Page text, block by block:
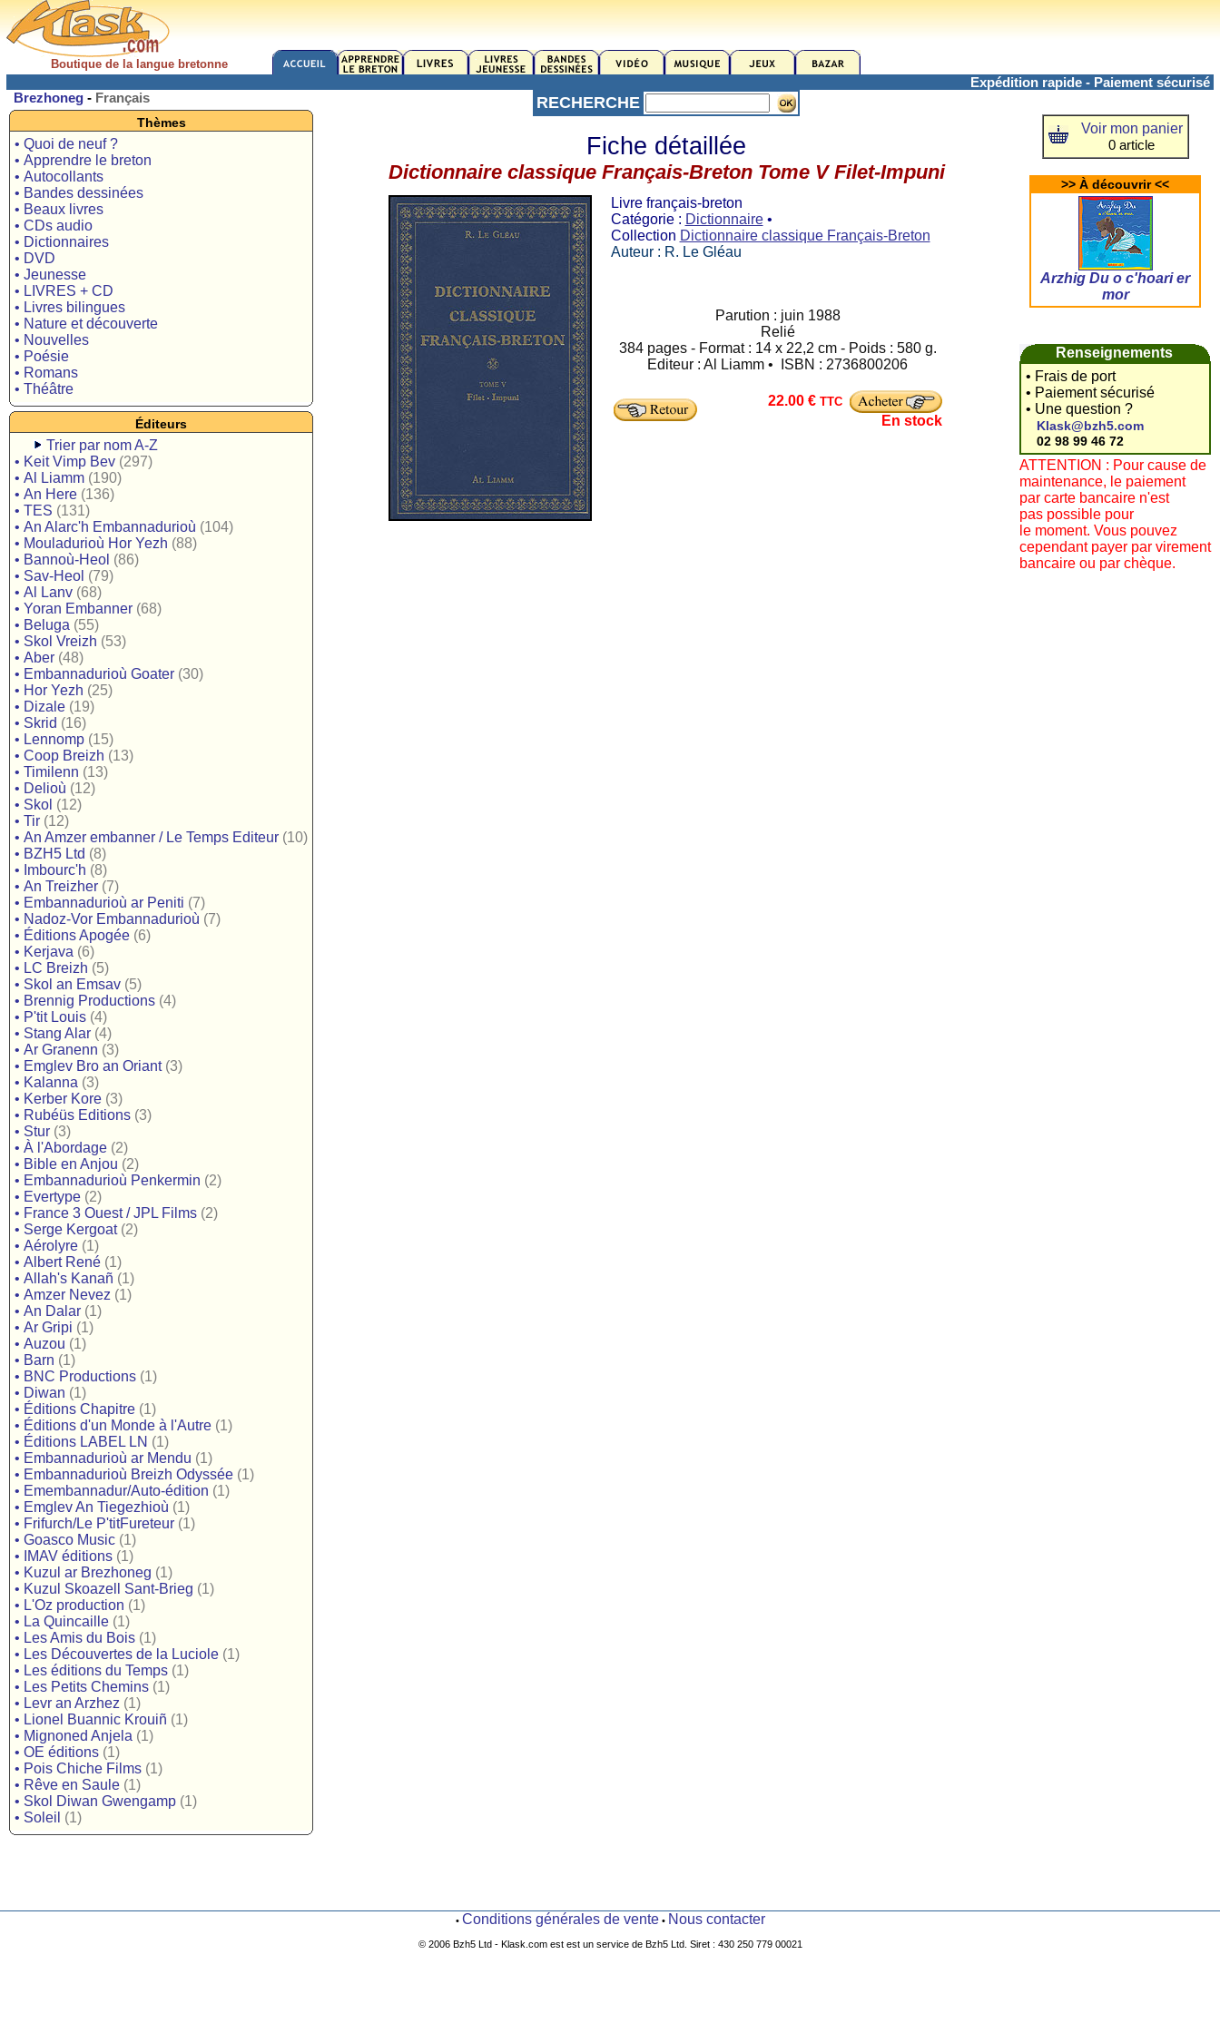
Boutique de la langue bretonne
Expédition rapide - Paiement sécurisé
Brezhoneg - Français
Thèmes
• Quoi de neuf ?
• Apprendre le breton
• Autocollants
• Bandes dessinées
• Beaux livres
• CDs audio
• Dictionnaires
• DVD
• Jeunesse
• LIVRES + CD
• Livres bilingues
• Nature et découverte
• Nouvelles
• Poésie
• Romans
• Théâtre
Éditeurs
Trier par nom A-Z
• Keit Vimp Bev (297)
• Al Liamm (190)
• An Here (136)
• TES (131)
• An Alarc'h Embannadurioù (104)
• Mouladurioù Hor Yezh (88)
• Bannoù-Heol (86)
• Sav-Heol (79)
• Al Lanv (68)
• Yoran Embanner (68)
• Beluga (55)
• Skol Vreizh (53)
• Aber (48)
• Embannadurioù Goater (30)
• Hor Yezh (25)
• Dizale (19)
• Skrid (16)
• Lennomp (15)
• Coop Breizh (13)
• Timilenn (13)
• Delioù (12)
• Skol (12)
• Tir (12)
• An Amzer embanner / Le Temps Editeur (10)
• BZH5 Ltd (8)
• Imbourc'h (8)
• An Treizher (7)
• Embannadurioù ar Peniti (7)
• Nadoz-Vor Embannadurioù (7)
• Éditions Apogée (6)
• Kerjava (6)
• LC Breizh (5)
• Skol an Emsav (5)
• Brennig Productions (4)
• P'tit Louis (4)
• Stang Alar (4)
• Ar Granenn (3)
• Emglev Bro an Oriant (3)
• Kalanna (3)
• Kerber Kore (3)
• Rubéüs Editions (3)
• Stur (3)
• À l'Abordage (2)
• Bible en Anjou (2)
• Embannadurioù Penkermin (2)
• Evertype (2)
• France 3 Ouest / JPL Films (2)
• Serge Kergoat (2)
• Aérolyre (1)
• Albert René (1)
• Allah's Kanañ (1)
• Amzer Nevez (1)
• An Dalar (1)
• Ar Gripi (1)
• Auzou (1)
• Barn (1)
• BNC Productions (1)
• Diwan (1)
• Éditions Chapitre (1)
• Éditions d'un Monde à l'Autre (1)
• Éditions LABEL LN (1)
• Embannadurioù ar Mendu (1)
• Embannadurioù Breizh Odyssée (1)
• Emembannadur/Auto-édition (1)
• Emglev An Tiegezhioù (1)
• Frifurch/Le P'titFureteur (1)
• Goasco Music (1)
•
IMAV éditions (1)
• Kuzul ar Brezhoneg (1)
• Kuzul Skoazell Sant-Brieg (1)
• L'Oz production (1)
• La Quincaille (1)
• Les Amis du Bois (1)
• Les Découvertes de la Luciole (1)
• Les éditions du Temps (1)
• Les Petits Chemins (1)
• Levr an Arzhez (1)
• Lionel Buannic Krouiñ (1)
• Mignoned Anjela (1)
• OE éditions (1)
• Pois Chiche Films (1)
• Rêve en Saule (1)
• Skol Diwan Gwengamp (1)
• Soleil (1)
RECHERCHE
Fiche détaillée
Dictionnaire classique Français-Breton Tome V Filet-Impuni
Livre français-breton
Catégorie : Dictionnaire•
Collection Dictionnaire classique Français-Breton
Auteur : R. Le Gléau
Parution : juin 1988
Relié
384 pages - Format : 14 x 22,2 cm - Poids : 580 g.
Editeur : Al Liamm • ISBN : 2736800206
22.00 € TTC
En stock
Voir mon panier
0 article
>> À découvrir <<
Arzhig Du o c'hoari er
mor
Renseignements
• Frais de port
• Paiement sécurisé
• Une question ?
Klask@bzh5.com
02 98 99 46 72
ATTENTION : Pour cause de
maintenance, le paiement
par carte bancaire n'est
pas possible pour
le moment. Vous pouvez
cependant payer par virement
bancaire ou par chèque.
• Conditions générales de vente• Nous contacter
© 2006 Bzh5 Ltd - Klask.com est est un service de Bzh5 Ltd. Siret : 430 250 779 00021